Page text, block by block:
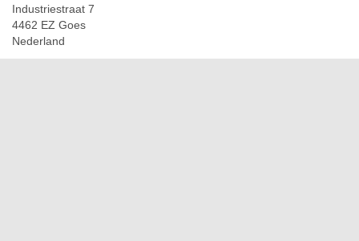
Industriestraat 7
4462 EZ Goes
Nederland